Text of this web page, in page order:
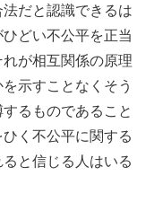
だと認識できるは
どい不公平を正当
が相互関係の原理
示すことなくそう
るものであること
く不公平に関する
と信じる人はいる